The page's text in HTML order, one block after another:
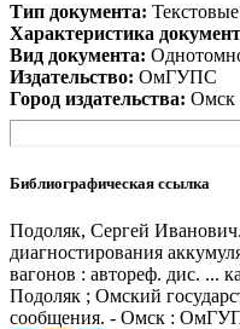
Тип документа:
Характеристика
Вид документа:
Издательство: ОмГУПС
Город издательства: Омск
Библиографическая ссылка
Подоляк, Сергей
диагностирования
вагонов : автореф. дис. ...
Подоляк ; Омский
сообщения. - Омск :